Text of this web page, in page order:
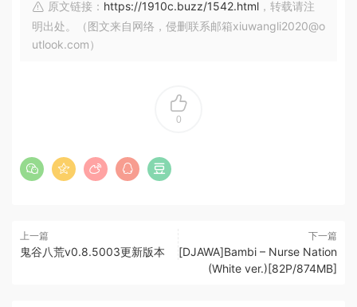
原文链接： https://1910c.buzz/1542.html ，转载请注
明出处。（图文来自网络，侵删联系邮箱xiuwangli2020@o
utlook.com）
0
上一篇
鬼谷八荒v0.8.5003更新版本
下一篇
[DJAWA]Bambi – Nurse Nation
(White ver.)[82P/874MB]